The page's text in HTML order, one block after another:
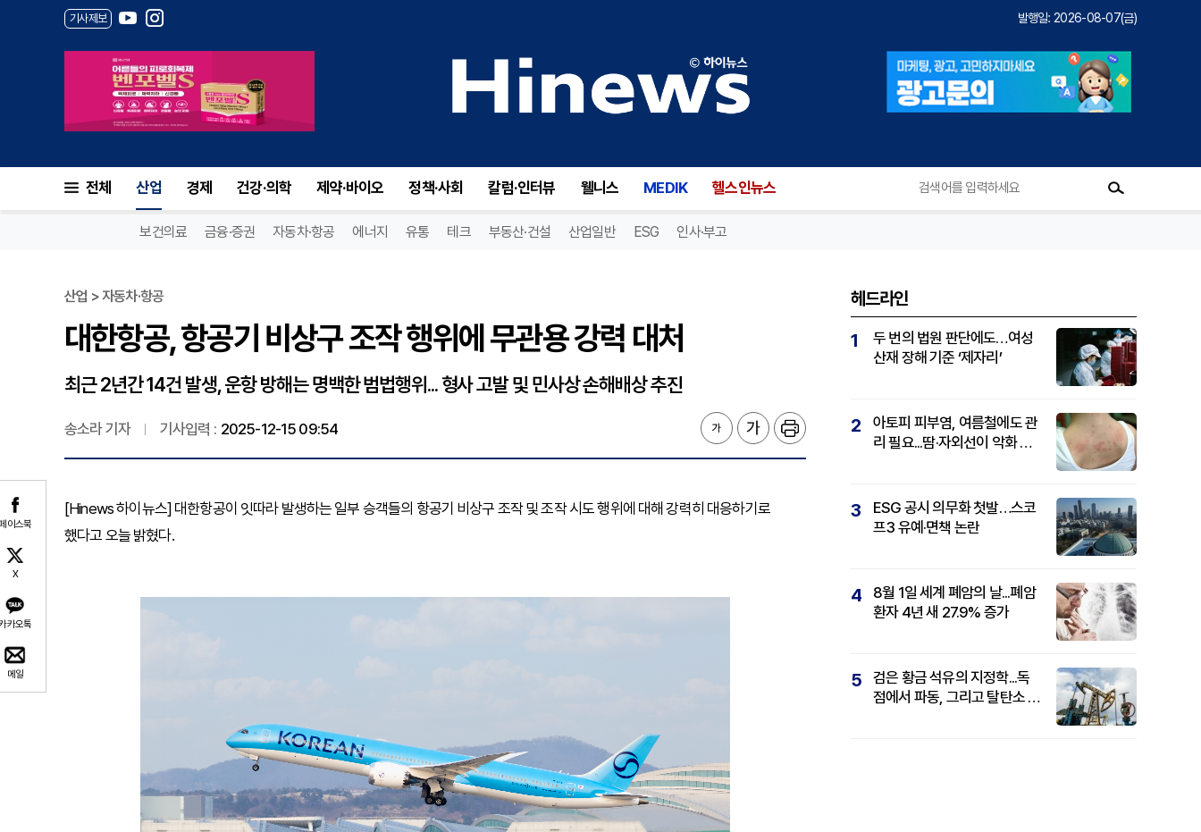
기사제보 발행일: 2026-08-07(금)
전체 산업 경제 건강·의학 제약·바이오 정책·사회 칼럼·인터뷰 웰니스 MEDIK 헬스인뉴스
보건의료 금융·증권 자동차·항공 에너지 유통 테크 부동산·건설 산업일반 ESG 인사·부고
이스북
X
카오톡
메일
산업 > 자동차·항공
대한항공, 항공기 비상구 조작 행위에 무관용 강력 대처
최근 2년간 14건 발생, 운항 방해는 명백한 범법행위... 형사 고발 및 민사상 손해배상 추진
송소라 기자 기사입력 : 2025-12-15 09:54
[Hinews 하이뉴스] 대한항공이 잇따라 발생하는 일부 승객들의 항공기 비상구 조작 및 조작 시도 행위에 대해 강력히 대응하기로
했다고 오늘 밝혔다.
헤드라인
1
두 번의 법원 판단에도…여성
산재 장해 기준 ‘제자리’
2
아토피 피부염, 여름철에도 관
리 필요...땀·자외선이 악화 요
3
ESG 공시 의무화 첫발…스코
프3 유예·면책 논란
4
8월 1일 세계 폐암의 날...폐암
환자 4년 새 27.9% 증가
5
검은 황금 석유의 지정학...독
점에서 파동, 그리고 탈탄소 패